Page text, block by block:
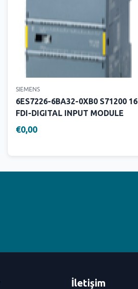
SIEMENS
6ES7226-6BA32-0XB0 S71200 16
FDI-DIGITAL INPUT MODULE
€0,00
İletişim